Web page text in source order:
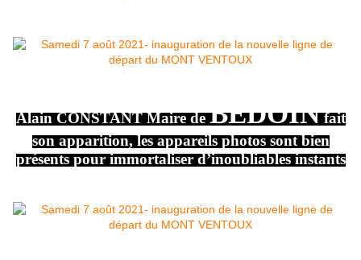
Alain CONSTANT Maire deBÉDOINfait
son apparition, les appareils photos sont bien
présents pour immortaliser d’inoubliables instants